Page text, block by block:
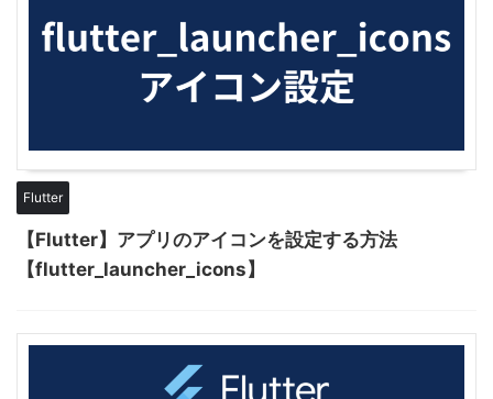
Flutter
【Flutter】アプリのアイコンを設定する方法
【flutter_launcher_icons】